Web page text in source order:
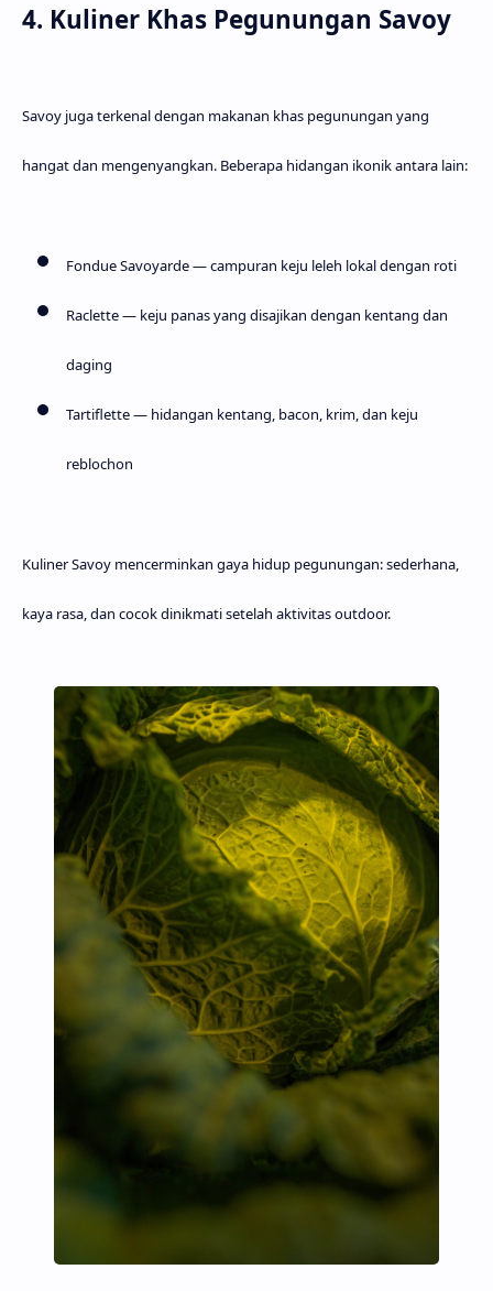
4. Kuliner Khas Pegunungan Savoy
Savoy juga terkenal dengan makanan khas pegunungan yang
hangat dan mengenyangkan. Beberapa hidangan ikonik antara lain:
Fondue Savoyarde— campuran keju leleh lokal dengan roti
Raclette— keju panas yang disajikan dengan kentang dan
daging
Tartiflette— hidangan kentang, bacon, krim, dan keju
reblochon
Kuliner Savoy mencerminkan gaya hidup pegunungan: sederhana,
kaya rasa, dan cocok dinikmati setelah aktivitas outdoor.